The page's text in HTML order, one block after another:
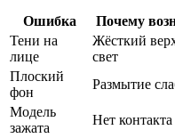
Ошибка Почему
Тени на
лице
Жёсткий
свет
Плоский
фон
Размытие
Модель
зажата
Нет контакта